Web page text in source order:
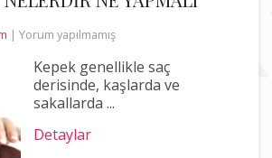
| Yorum yapılmamış
Kepek genellikle saç
derisinde, kaşlarda ve
sakallarda ...
Detaylar